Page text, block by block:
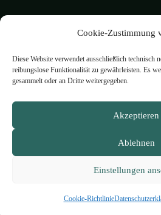
Cookie-Zustimmung
Diese Website verwendet ausschließlich technisch
reibungslose Funktionalität zu gewährleisten. Es
gesammelt oder an Dritte weitergegeben.
Akzeptieren
Ablehnen
Einstellungen
Cookie-Richtlinie
Aktuelles
Galerie
Öffnungszeiten
Datenschutzerklärung Cookie-